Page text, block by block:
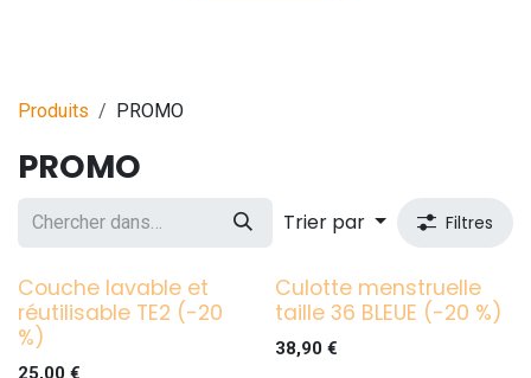
Produits PROMO
PROMO
Trier par Filtres
Couche lavable et
réutilisable TE2 (-20
%)
25,00 €
Culotte menstruelle
taille 36 BLEUE (-20 %)
38,90€